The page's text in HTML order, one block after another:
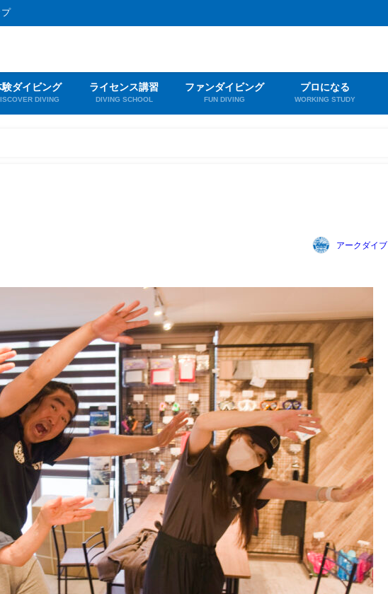
験ダイビング
DIVING
ライセンス講習
DIVING SCHOOL
ファンダイビング
FUN DIVING
プロになる
WORKING STUDY
アークダイブ